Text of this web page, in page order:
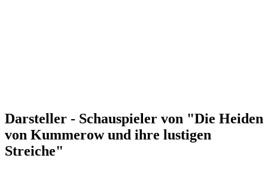
Darsteller - Schauspieler von "Die Heiden
von Kummerow und ihre lustigen
Streiche"